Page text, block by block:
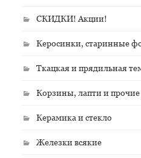
СКИДКИ! Акции!
Керосинки, старинные
Ткацкая и прядильная
Корзины, лапти и
Керамика и стекло
Железки всякие